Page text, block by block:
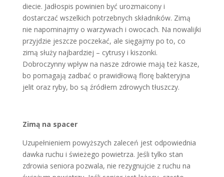
diecie. Jadłospis powinien być urozmaicony i
dostarczać wszelkich potrzebnych składników. Zimą
nie napominajmy o warzywach i owocach. Na nowalijki
przyjdzie jeszcze poczekać, ale sięgajmy po to, co
zimą służy najbardziej – cytrusy i kiszonki.
Dobroczynny wpływ na nasze zdrowie mają też kasze,
bo pomagają zadbać o prawidłową florę bakteryjna
jelit oraz ryby, bo są źródłem zdrowych tłuszczy.
Zimą na spacer
Uzupełnieniem powyższych zaleceń jest odpowiednia
dawka ruchu i świeżego powietrza. Jeśli tylko stan
zdrowia seniora pozwala, nie rezygnujcie z ruchu na